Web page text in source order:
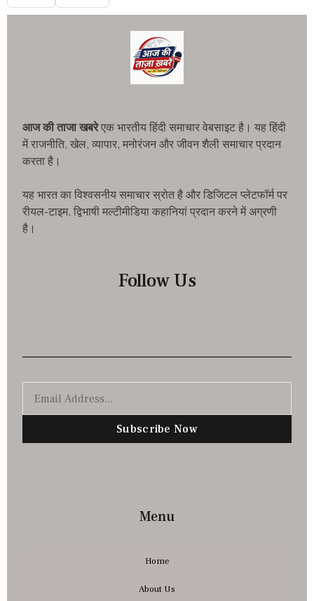
आज की ताजा खबरेएक भारतीय हिंदी समाचार वेबसाइट है। यह हिंदी
में राजनीति, खेल, व्यापार, मनोरंजन और जीवन शैली समाचार प्रदान
करता है।
यह भारत का विश्वसनीय समाचार स्रोत है और डिजिटल प्लेटफॉर्म पर
रीयल-टाइम, द्विभाषी मल्टीमीडिया कहानियां प्रदान करने में अग्रणी
है।
Follow Us
Subscribe Now
Menu
Home
About Us